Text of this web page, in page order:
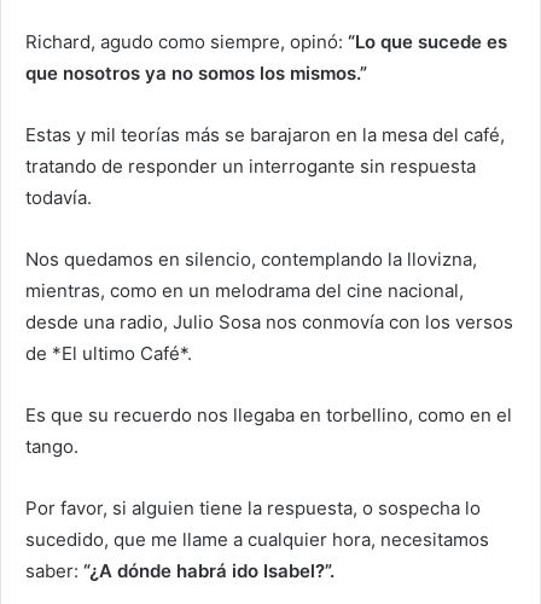
Richard, agudo como siempre, opinó: “Lo que sucede es
que nosotros ya no somos los mismos.”
Estas y mil teorías más se barajaron en la mesa del café,
tratando de responder un interrogante sin respuesta
todavía.
Nos quedamos en silencio, contemplando la llovizna,
mientras, como en un melodrama del cine nacional,
desde una radio, Julio Sosa nos conmovía con los versos
de *El ultimo Café*.
Es que su recuerdo nos llegaba en torbellino, como en el
tango.
Por favor, si alguien tiene la respuesta, o sospecha lo
sucedido, que me llame a cualquier hora, necesitamos
saber: “¿A dónde habrá ido Isabel?”.